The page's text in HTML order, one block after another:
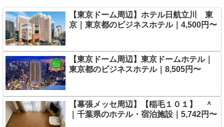
【東京ドーム周辺】ホテル日航立川 東
京｜東京都のビジネスホテル｜4,500円〜
【東京ドーム周辺】東京ドームホテル｜
東京都のビジネスホテル｜8,505円〜
【幕張メッセ周辺】【稲毛１０１】 ＾
｜千葉県のホテル・宿泊施設｜5,742円〜